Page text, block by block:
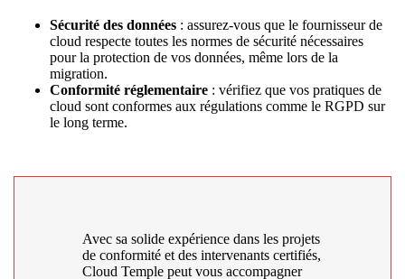
Sécurité des données : assurez-vous que le fournisseur de
cloud respecte toutes les normes de sécurité nécessaires
pour la protection de vos données, même lors de la
migration.
Conformité réglementaire : vérifiez que vos pratiques de
cloud sont conformes aux régulations comme le RGPD sur
le long terme.
Avec sa solide expérience dans les projets
de conformité et des intervenants certifiés,
Cloud Temple peut vous accompagner